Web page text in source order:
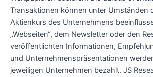
Transaktionen können unter Umständen
Aktienkurs des Unternehmens
„Webseiten“, dem Newsletter oder den
veröffentlichten Informationen,
und Unternehmenspräsentationen
jeweiligen Unternehmen bezahlt. JS